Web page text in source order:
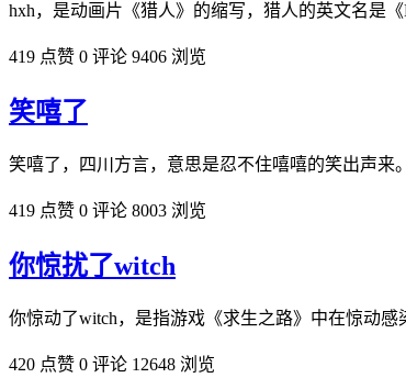
hxh，是动画片《猎人》的缩写，猎人的英文名是
419 点赞 0 评论 9406 浏览
笑嘻了
笑嘻了，四川方言，意思是忍不住嘻嘻的笑出声来
419 点赞 0 评论 8003 浏览
你惊扰了witch
你惊动了witch，是指游戏《求生之路》中在惊动感
420 点赞 0 评论 12648 浏览